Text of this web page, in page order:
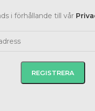
i förhållande till vår